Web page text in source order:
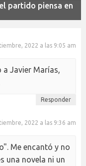
partido piensa en
2022 a las 9:05 am
a Javier Marías,
Responder
2022 a las 9:36 am
Me encantó y no
una novela ni un